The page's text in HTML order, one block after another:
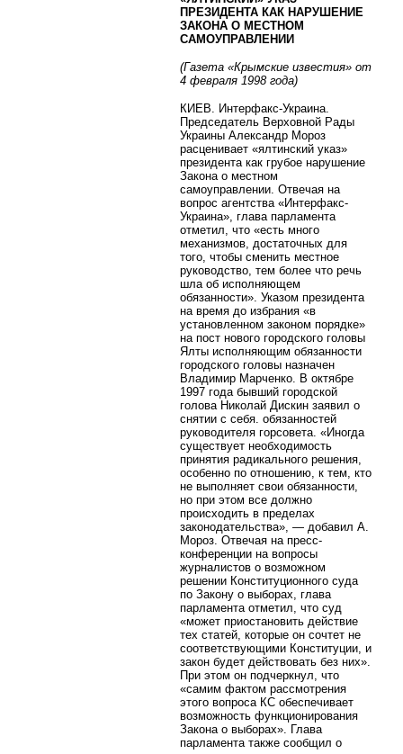
ПРЕЗИДЕНТА КАК НАРУШЕНИЕ
ЗАКОНА О МЕСТНОМ
САМОУПРАВЛЕНИИ
(Газета «Крымские известия» от
4 февраля 1998 года)
КИЕВ. Интерфакс-Украина.
Председатель Верховной Рады
Украины Александр Мороз
расценивает «ялтинский указ»
президента как грубое нарушение
Закона о местном
самоуправлении. Отвечая на
вопрос агентства «Интерфакс-
Украина», глава парламента
отметил, что «есть много
механизмов, достаточных для
того, чтобы сменить местное
руководство, тем более что речь
шла об исполняющем
обязанности». Указом президента
на время до избрания «в
установленном законом порядке»
на пост нового городского головы
Ялты исполняющим обязанности
городского головы назначен
Владимир Марченко. В октябре
1997 года бывший городской
голова Николай Дискин заявил о
снятии с себя. обязанностей
руководителя горсовета. «Иногда
существует необходимость
принятия радикального решения,
особенно по отношению, к тем, кто
не выполняет свои обязанности,
но при этом все должно
происходить в пределах
законодательства», — добавил А.
Мороз. Отвечая на пресс-
конференции на вопросы
журналистов о возможном
решении Конституционного суда
по Закону о выборах, глава
парламента отметил, что суд
«может приостановить действие
тех статей, которые он сочтет не
соответствующими Конституции, и
закон будет действовать без них».
При этом он подчеркнул, что
«самим фактом рассмотрения
этого вопроса КС обеспечивает
возможность функционирования
Закона о выборах». Глава
парламента также сообщил о